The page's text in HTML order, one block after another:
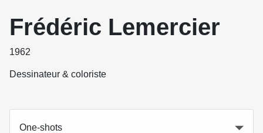
Frédéric Lemercier
1962
Dessinateur & coloriste
One-shots